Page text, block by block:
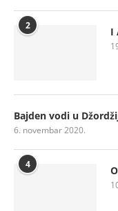
2 I
Bajden vodi u
6. novembar 2020.
4